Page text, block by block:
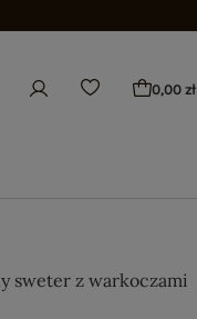
0,00 zł
sweter z warkoczami